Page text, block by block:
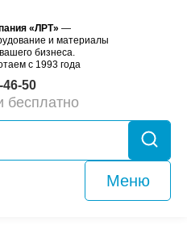
«ЛРТ» —
и материалы
бизнеса.
с 1993 года
46-50
бесплатно
Меню